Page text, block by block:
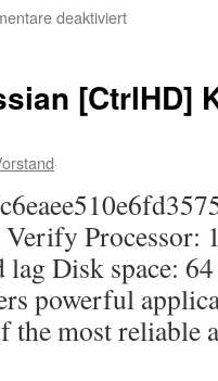
deaktiviertfür
C2R
No
Copilot
Build
[CtrlHD]
Processor:
Disk space:
powerful
the most